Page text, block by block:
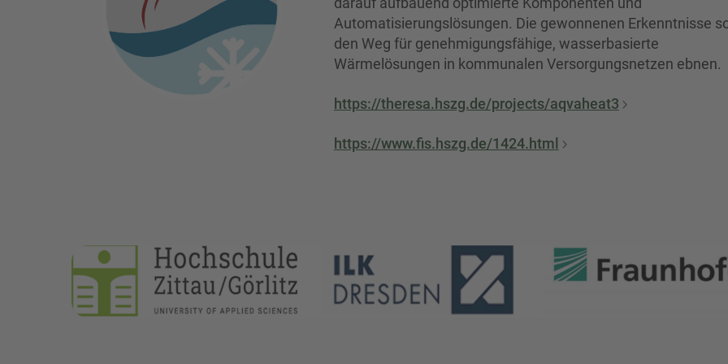
Automatisierungslösungen. Die gewonnenen Erkenntnisse
den Weg für genehmigungsfähige, wasserbasierte
Wärmelösungen in kommunalen Versorgungsnetzen ebnen.
https://theresa.hszg.de/projects/aqvaheat3
https://www.fis.hszg.de/1424.html